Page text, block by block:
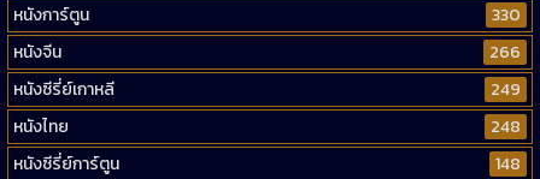
หนังการ์ตูน
330
หนังจีน
266
หนังซีรี่ย์เกาหลี
249
หนังไทย
248
หนังซีรี่ย์การ์ตูน
148